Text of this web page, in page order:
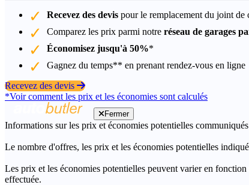
Recevez des devis pour le remplacement du joint
Comparez les prix parmi notre réseau de garages
Économisez jusqu'à 50%*
Gagnez du temps** en prenant rendez-vous en ligne
Recevez des devis
*Voir comment les prix et les économies sont calculés
Fermer
Informations sur les prix et économies potentielles communiqués
Le nombre d'offres, les prix et les économies potentielles
Les prix et les économies potentielles peuvent varier en
effectuée.